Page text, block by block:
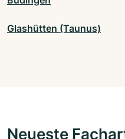
Glashütten (Taunus)
Neueste